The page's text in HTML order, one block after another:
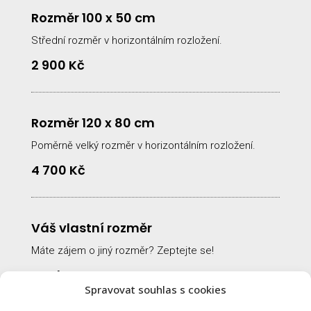
Spravovat souhlas s cookies
Rozměr 100 x 50 cm
Střední rozměr v horizontálním rozložení.
2 900 Kč
Rozměr 120 x 80 cm
Poměrně velký rozměr v horizontálním rozložení.
4 700 Kč
Váš vlastní rozměr
Máte zájem o jiný rozměr? Zeptejte se!
na dotaz